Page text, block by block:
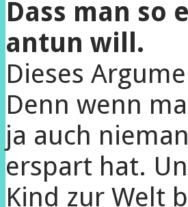
Dass man so
antun will.
Dieses
Denn wenn
ja auch
erspart hat.
Kind zur Welt